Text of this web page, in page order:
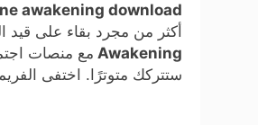
awakening download
أكثر من مجرد بقاء على قيد
Awakening مع منصات
ستتركك متوترًا. اختفى